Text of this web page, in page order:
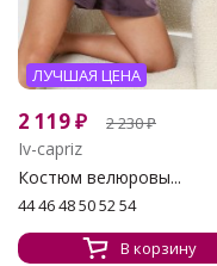
ЛУЧШАЯ ЦЕНА
2 119₽ 2 230₽
Iv-capriz
Костюм велюровы...
44 46 48 50 52 54
В корзину